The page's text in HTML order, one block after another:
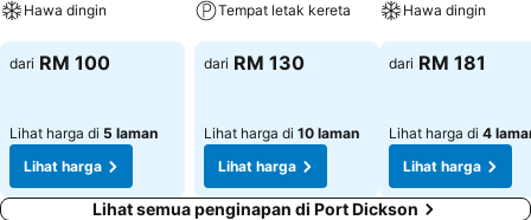
Hawa dingin
Lihat harga
dari RM 100
Lihat harga di 5 laman
Lihat harga
Tempat letak kereta
Lihat harga
dari RM 130
Lihat harga di 10 laman
Lihat harga
Hawa dingin
Lihat harga
dari RM 181
Lihat harga di 4
Lihat harga
Lihat semua penginapan di Port Dickson